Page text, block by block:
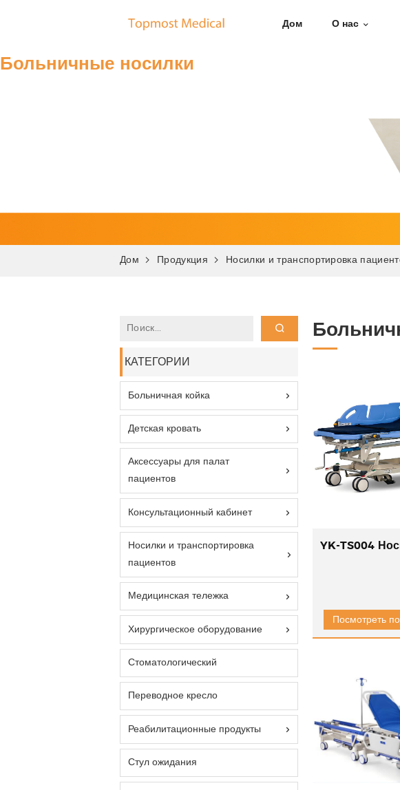
Дом О нас
Больничные носилки
Дом Продукция Носилки и транспортировка
КАТЕГОРИИ
Больничная койка
Детская кровать
Аксессуары для палат
пациентов
Консультационный кабинет
Носилки и транспортировка
пациентов
Медицинская тележка
Хирургическое оборудование
Стоматологический
Переводное кресло
Реабилитационные продукты
Стул ожидания
Посмотреть